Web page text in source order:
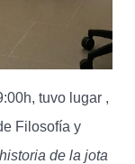
tuvo lugar ,
Filosofía y
de la jota